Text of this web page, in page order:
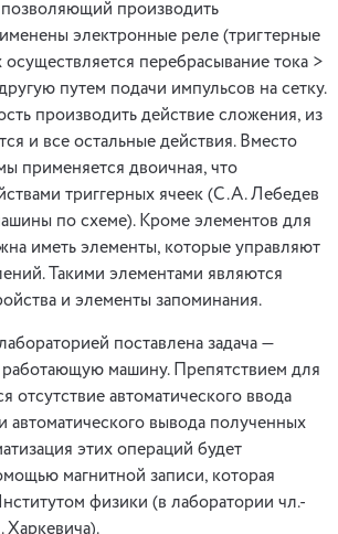
позволяющий производить
электронные реле (тригтерные
перебрасывание тока >
путем подачи импульсов на сетку.
производить действие сложения, из
и все остальные действия. Вместо
применяется двоичная, что
триггерных ячеек (С.А. Лебедев
по схеме). Кроме элементов для
иметь элементы, которые управляют
Такими элементами являются
и элементы запоминания.
поставлена задача —
работающую машину. Препятствием для
отсутствие автоматического ввода
автоматического вывода полученных
этих операций будет
магнитной записи, которая
физики (в лаборатории чл.-